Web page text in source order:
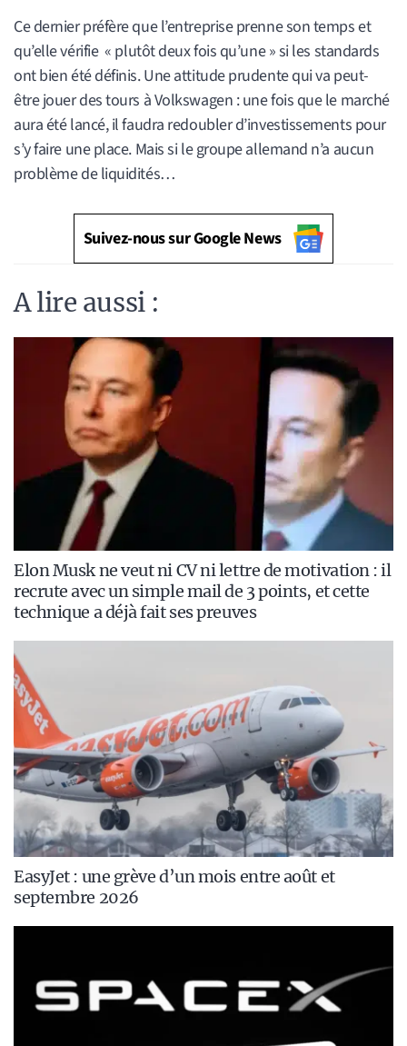
Ce dernier préfère que l’entreprise prenne son temps et
qu’elle vérifie « plutôt deux fois qu’une » si les standards
ont bien été définis. Une attitude prudente qui va peut-
être jouer des tours à Volkswagen : une fois que le marché
aura été lancé, il faudra redoubler d’investissements pour
s’y faire une place. Mais si le groupe allemand n’a aucun
problème de liquidités…
Suivez-nous sur Google News
A lire aussi :
Elon Musk ne veut ni CV ni lettre de motivation : il
recrute avec un simple mail de 3 points, et cette
technique a déjà fait ses preuves
EasyJet : une grève d’un mois entre août et
septembre 2026